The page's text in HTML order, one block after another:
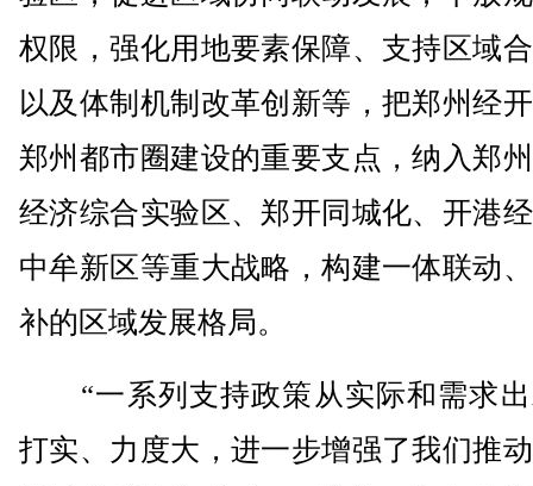
权限，强化用地要素保障、支持区域
以及体制机制改革创新等，把郑州经
郑州都市圈建设的重要支点，纳入郑
经济综合实验区、郑开同城化、开港
中牟新区等重大战略，构建一体联动
补的区域发展格局。
“一系列支持政策从实际和需求出
打实、力度大，进一步增强了我们推